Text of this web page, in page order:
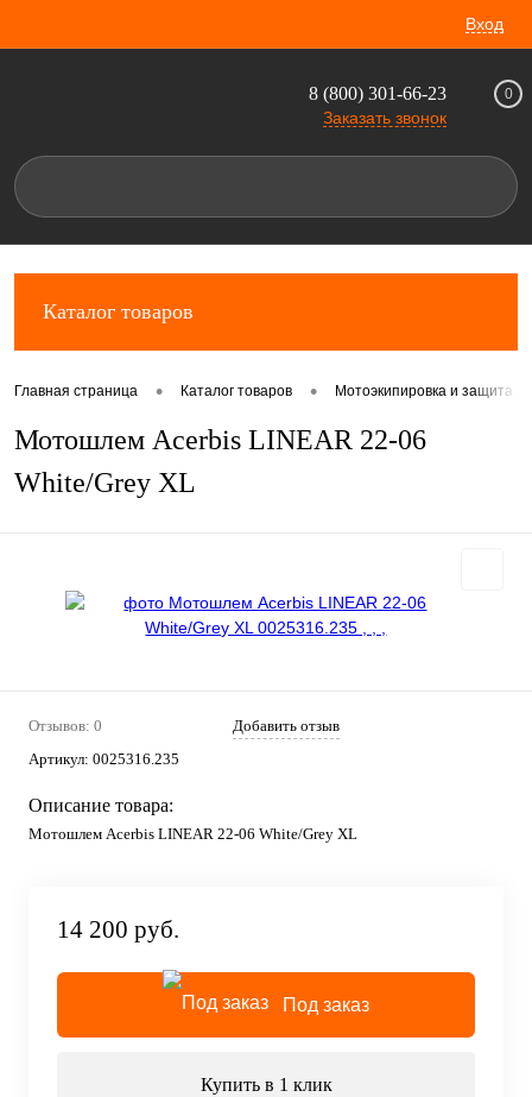
Вход
8 (800) 301-66-23
Заказать звонок
0
Каталог товаров
Главная страница • Каталог товаров • Мотоэкипировка и защита
Мотошлем Acerbis LINEAR 22-06
White/Grey XL
Отзывов: 0
Добавить отзыв
Артикул: 0025316.235
Описание товара:
Мотошлем Acerbis LINEAR 22-06 White/Grey XL
14 200 руб.
Под заказ
Купить в 1 клик